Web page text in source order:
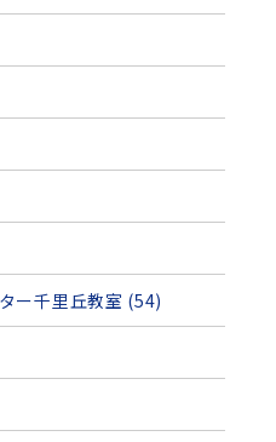
ー千里丘教室 (54)